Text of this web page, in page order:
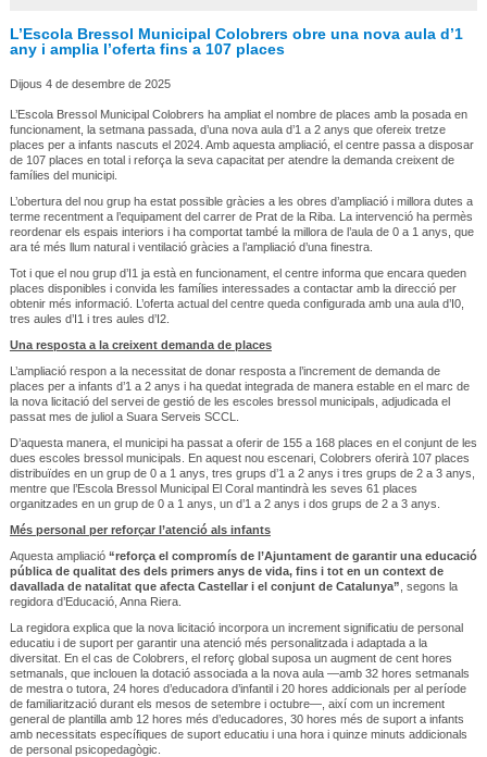
L’Escola Bressol Municipal Colobrers obre una nova aula d’1
any i amplia l’oferta fins a 107 places
Dijous 4 de desembre de 2025
L’Escola Bressol Municipal Colobrers ha ampliat el nombre de places amb la posada en
funcionament, la setmana passada, d’una nova aula d’1 a 2 anys que ofereix tretze
places per a infants nascuts el 2024. Amb aquesta ampliació, el centre passa a disposar
de 107 places en total i reforça la seva capacitat per atendre la demanda creixent de
famílies del municipi.
L’obertura del nou grup ha estat possible gràcies a les obres d’ampliació i millora dutes a
terme recentment a l’equipament del carrer de Prat de la Riba. La intervenció ha permès
reordenar els espais interiors i ha comportat també la millora de l’aula de 0 a 1 anys, que
ara té més llum natural i ventilació gràcies a l’ampliació d’una finestra.
Tot i que el nou grup d’I1 ja està en funcionament, el centre informa que encara queden
places disponibles i convida les famílies interessades a contactar amb la direcció per
obtenir més informació. L’oferta actual del centre queda configurada amb una aula d’I0,
tres aules d’I1 i tres aules d’I2.
Una resposta a la creixent demanda de places
L’ampliació respon a la necessitat de donar resposta a l’increment de demanda de
places per a infants d’1 a 2 anys i ha quedat integrada de manera estable en el marc de
la nova licitació del servei de gestió de les escoles bressol municipals, adjudicada el
passat mes de juliol a Suara Serveis SCCL.
D’aquesta manera, el municipi ha passat a oferir de 155 a 168 places en el conjunt de les
dues escoles bressol municipals. En aquest nou escenari, Colobrers oferirà 107 places
distribuïdes en un grup de 0 a 1 anys, tres grups d’1 a 2 anys i tres grups de 2 a 3 anys,
mentre que l’Escola Bressol Municipal El Coral mantindrà les seves 61 places
organitzades en un grup de 0 a 1 anys, un d’1 a 2 anys i dos grups de 2 a 3 anys.
Més personal per reforçar l’atenció als infants
Aquesta ampliació “reforça el compromís de l’Ajuntament de garantir una educació
pública de qualitat des dels primers anys de vida, fins i tot en un context de
davallada de natalitat que afecta Castellar i el conjunt de Catalunya” , segons la
regidora d’Educació, Anna Riera.
La regidora explica que la nova licitació incorpora un increment significatiu de personal
educatiu i de suport per garantir una atenció més personalitzada i adaptada a la
diversitat. En el cas de Colobrers, el reforç global suposa un augment de cent hores
setmanals, que inclouen la dotació associada a la nova aula —amb 32 hores setmanals
de mestra o tutora, 24 hores d’educadora d’infantil i 20 hores addicionals per al període
de familiarització durant els mesos de setembre i octubre—, així com un increment
general de plantilla amb 12 hores més d’educadores, 30 hores més de suport a infants
amb necessitats específiques de suport educatiu i una hora i quinze minuts addicionals
de personal psicopedagògic.